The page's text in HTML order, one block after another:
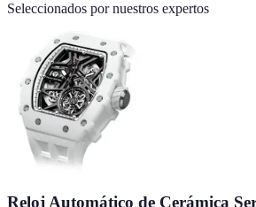
Seleccionados por nuestros expertos
Reloj Automático de Cerámica